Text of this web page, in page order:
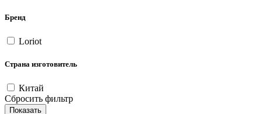
Бренд
Loriot
Страна изготовитель
Китай
Сбросить фильтр
Показать